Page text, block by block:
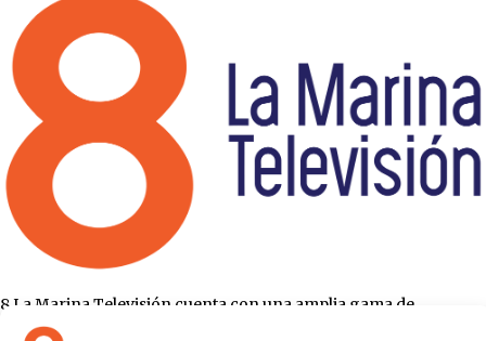
8 La Marina Televisión cuenta con una amplia gama de
programas para satisfacer las necesidades y gustos de cualquier